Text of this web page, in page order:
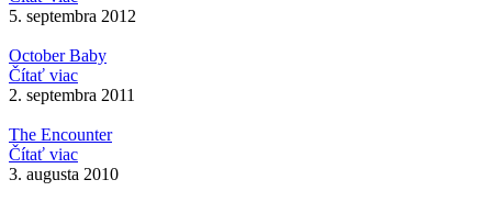
5. septembra 2012
October Baby
Čítať viac
2. septembra 2011
The Encounter
Čítať viac
3. augusta 2010